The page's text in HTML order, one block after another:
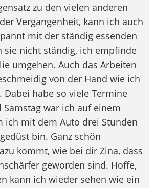
zu den vielen anderen
Vergangenheit, kann ich auch
mit der ständig essenden
sie nicht ständig, ich empfinde
umgehen. Auch das Arbeiten
von der Hand wie ich
Dabei habe so viele Termine
Samstag war ich auf einem
ich mit dem Auto drei Stunden
bin. Ganz schön
kommt, wie bei dir Zina, dass
geworden sind. Hoffe,
kann ich wieder sehen wie ein